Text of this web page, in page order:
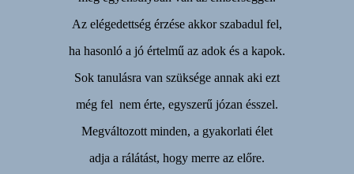
Az elégedettség érzése akkor szabadul fel,
ha hasonló a jó értelmű az adok és a kapok.
Sok tanulásra van szüksége annak aki ezt
még fel nem érte, egyszerű józan ésszel.
Megváltozott minden, a gyakorlati élet
adja a rálátást, hogy merre az előre.